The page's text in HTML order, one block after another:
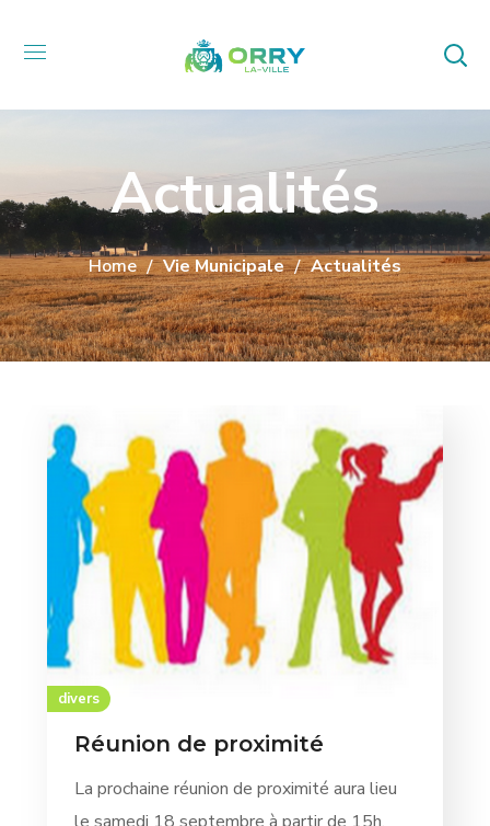
Actualités
Home Vie Municipale Actualités
divers
Réunion de proximité
La prochaine réunion de proximité aura lieu